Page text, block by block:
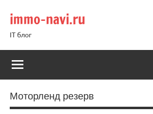
содержимому
immo-navi.ru
IT блог
Моторленд резерв